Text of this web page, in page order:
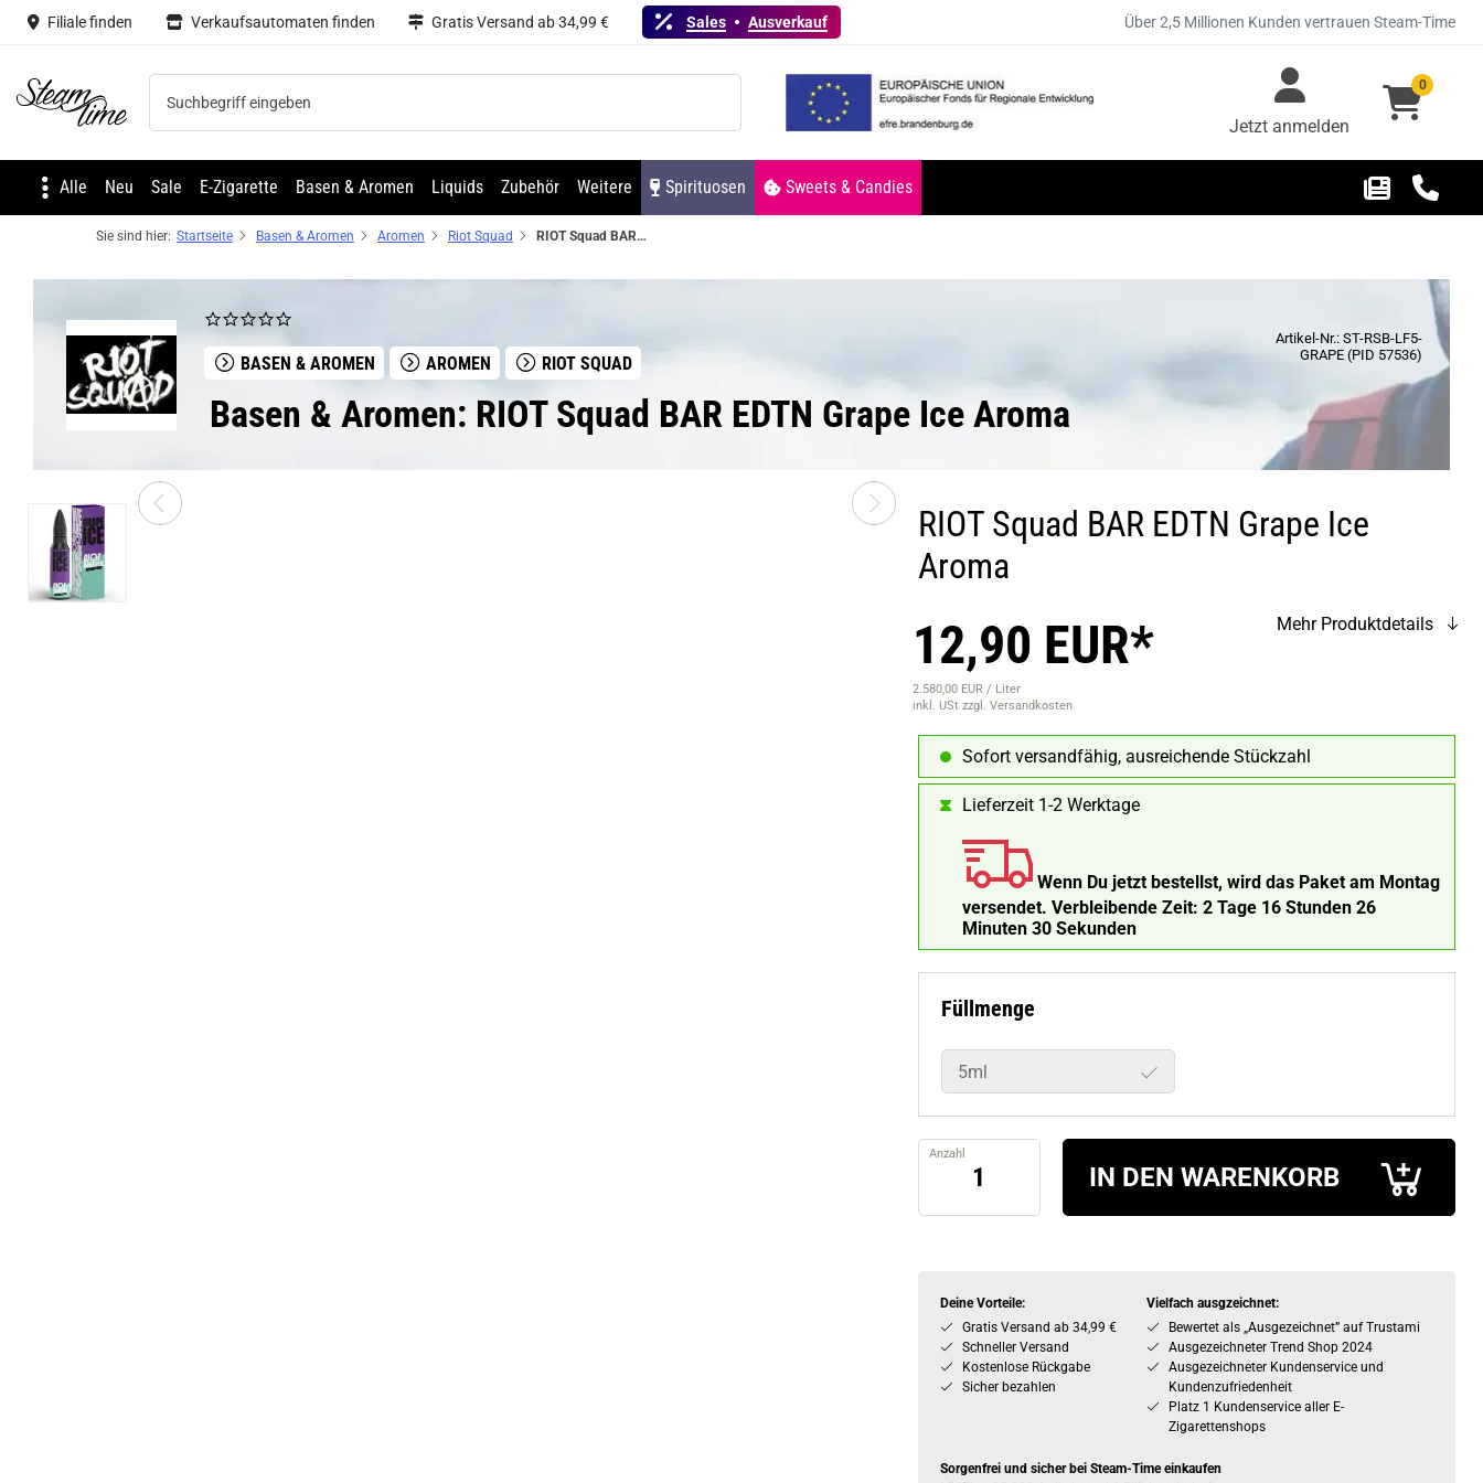
Filiale finden Verkaufsautomaten finden Gratis Versand ab 34,99 € Sales Ausverkauf Über 2,5 Millionen Kunden vertrauen Steam-Time
Steam time Jetzt anmelden
0
Alle Neu Sale E-Zigarette Basen & Aromen Liquids Zubehör Weitere Spirituosen Sweets & Candies
Sie sind hier: Startseite Basen & Aromen Aromen Riot Squad RIOT Squad BAR EDTN Grape Ice Aroma
BASEN & AROMEN AROMEN RIOT SQUAD
Artikel-Nr.: ST-RSB-LF5-
GRAPE (PID 57536)
Basen & Aromen: RIOT Squad BAR EDTN Grape Ice Aroma
RIOT Squad BAR EDTN Grape Ice
Aroma
12,90 EUR*
2.580,00 EUR / Liter
inkl. USt zzgl. Versandkosten
Mehr Produktdetails
Sofort versandfähig, ausreichende Stückzahl
Lieferzeit 1-2 Werktage
Wenn Du jetzt bestellst, wird das Paket am Montag
versendet. Verbleibende Zeit: 2 Tage 16 Stunden 26
Minuten 29 Sekunden
Füllmenge
5ml
Anzahl
IN DEN WARENKORB
Deine Vorteile:
Gratis Versand ab 34,99 €
Schneller Versand
Kostenlose Rückgabe
Sicher bezahlen
Vielfach ausgzeichnet:
Bewertet als „Ausgezeichnet” auf Trustami
Ausgezeichneter Trend Shop 2024
Ausgezeichneter Kundenservice und
Kundenzufriedenheit
Platz 1 Kundenservice aller E-
Zigarettenshops
Sorgenfrei und sicher bei Steam-Time einkaufen